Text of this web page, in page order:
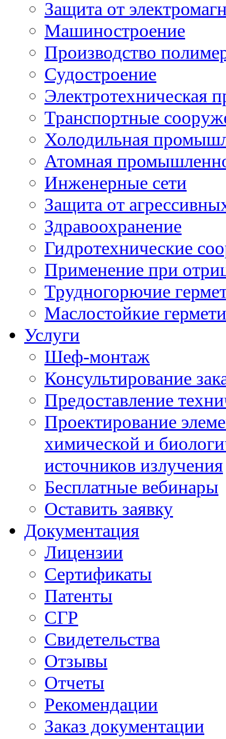
Защита от
Машиностроение
Производство
Судостроение
Электротехническая
Транспортные
Холодильная
Атомная
Инженерные сети
Защита от
Здравоохранение
Гидротехнические
Применение при
Трудногорючие
Маслостойкие
Услуги
Шеф-монтаж
Консультирование
Предоставление
Проектирование
химической и
источников излучения
Бесплатные вебинары
Оставить заявку
Документация
Лицензии
Сертификаты
Патенты
СГР
Свидетельства
Отзывы
Отчеты
Рекомендации
Заказ документации